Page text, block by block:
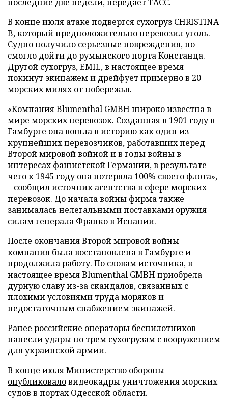
В конце июля атаке подвергся сухогруз CHRISTINA
B, который предположительно перевозил уголь.
Судно получило серьезные повреждения, но
смогло дойти до румынского порта Констанца.
Другой сухогруз, EMIL, в настоящее время
покинут экипажем и дрейфует примерно в 20
морских милях от побережья.
«Компания Blumenthal GMBH широко известна в
мире морских перевозок. Созданная в 1901 году в
Гамбурге она вошла в историю как один из
крупнейших перевозчиков, работавших перед
Второй мировой войной и в годы войны в
интересах фашистской Германии, в результате
чего к 1945 году она потеряла 100% своего флота»,
– сообщил источник агентства в сфере морских
перевозок. До начала войны фирма также
занималась нелегальными поставками оружия
силам генерала Франко в Испании.
После окончания Второй мировой войны
компания была восстановлена в Гамбурге и
продолжила работу. По словам источника, в
настоящее время Blumenthal GMBH приобрела
дурную славу из-за скандалов, связанных с
плохими условиями труда моряков и
недостаточным снабжением экипажей.
Ранее российские операторы беспилотников
нанеслиудары по трем сухогрузам с вооружением
для украинской армии.
В конце июля Министерство обороны
опубликоваловидеокадры уничтожения морских
судов в портах Одесской области.